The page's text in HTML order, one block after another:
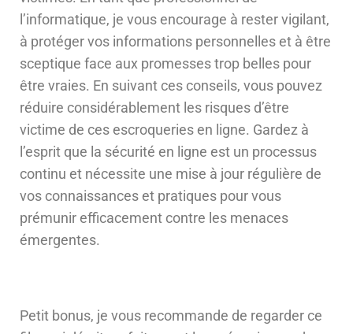
l’informatique, je vous encourage à rester vigilant,
à protéger vos informations personnelles et à être
sceptique face aux promesses trop belles pour
être vraies. En suivant ces conseils, vous pouvez
réduire considérablement les risques d’être
victime de ces escroqueries en ligne. Gardez à
l’esprit que la sécurité en ligne est un processus
continu et nécessite une mise à jour régulière de
vos connaissances et pratiques pour vous
prémunir efficacement contre les menaces
émergentes.
Petit bonus, je vous recommande de regarder ce